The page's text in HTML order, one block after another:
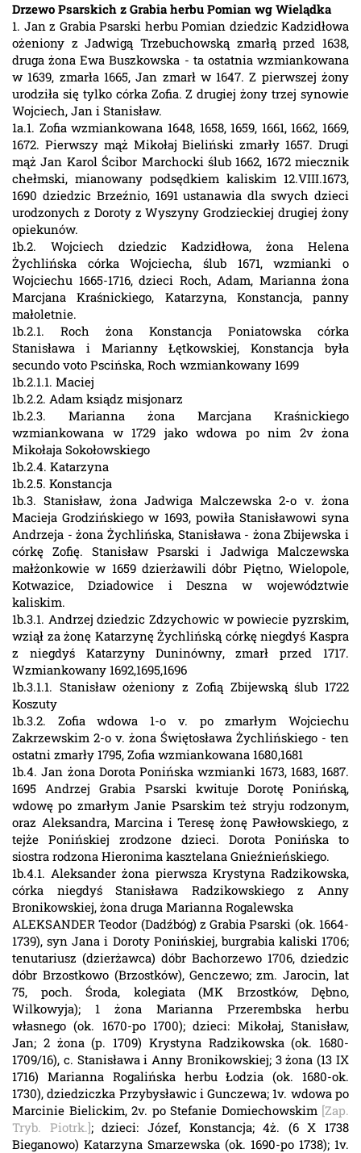
Drzewo Psarskich z Grabia herbu Pomian wg Wielądka
1. Jan z Grabia Psarski herbu Pomian dziedzic Kadzidłowa
ożeniony z Jadwigą Trzebuchowską zmarłą przed 1638,
druga żona Ewa Buszkowska - ta ostatnia wzmiankowana
w 1639, zmarła 1665, Jan zmarł w 1647. Z pierwszej żony
urodziła się tylko córka Zofia. Z drugiej żony trzej synowie
Wojciech, Jan i Stanisław.
1a.1. Zofia wzmiankowana 1648, 1658, 1659, 1661, 1662, 1669,
1672. Pierwszy mąż Mikołaj Bieliński zmarły 1657. Drugi
mąż Jan Karol Ścibor Marchocki ślub 1662, 1672 miecznik
chełmski, mianowany podsędkiem kaliskim 12.VIII.1673,
1690 dziedzic Brzeźnio, 1691 ustanawia dla swych dzieci
urodzonych z Doroty z Wyszyny Grodzieckiej drugiej żony
opiekunów.
1b.2. Wojciech dziedzic Kadzidłowa, żona Helena
Żychlińska córka Wojciecha, ślub 1671, wzmianki o
Wojciechu 1665-1716, dzieci Roch, Adam, Marianna żona
Marcjana Kraśnickiego, Katarzyna, Konstancja, panny
małoletnie.
1b.2.1. Roch żona Konstancja Poniatowska córka
Stanisława i Marianny Łętkowskiej, Konstancja była
secundo voto Pscińska, Roch wzmiankowany 1699
1b.2.1.1. Maciej
1b.2.2. Adam ksiądz misjonarz
1b.2.3. Marianna żona Marcjana Kraśnickiego
wzmiankowana w 1729 jako wdowa po nim 2v żona
Mikołaja Sokołowskiego
1b.2.4. Katarzyna
1b.2.5. Konstancja
1b.3. Stanisław, żona Jadwiga Malczewska 2-o v. żona
Macieja Grodzińskiego w 1693, powiła Stanisławowi syna
Andrzeja - żona Żychlińska, Stanisława - żona Zbijewska i
córkę Zofię. Stanisław Psarski i Jadwiga Malczewska
małżonkowie w 1659 dzierżawili dóbr Piętno, Wielopole,
Kotwazice, Dziadowice i Deszna w województwie
kaliskim.
1b.3.1. Andrzej dziedzic Zdzychowic w powiecie pyzrskim,
wziął za żonę Katarzynę Żychlińską córkę niegdyś Kaspra
z niegdyś Katarzyny Duninówny, zmarł przed 1717.
Wzmiankowany 1692,1695,1696
1b.3.1.1. Stanisław ożeniony z Zofią Zbijewską ślub 1722
Koszuty
1b.3.2. Zofia wdowa 1-o v. po zmarłym Wojciechu
Zakrzewskim 2-o v. żona Świętosława Żychlińskiego - ten
ostatni zmarły 1795, Zofia wzmiankowana 1680,1681
1b.4. Jan żona Dorota Ponińska wzmianki 1673, 1683, 1687.
1695 Andrzej Grabia Psarski kwituje Dorotę Ponińską,
wdowę po zmarłym Janie Psarskim też stryju rodzonym,
oraz Aleksandra, Marcina i Teresę żonę Pawłowskiego, z
tejże Ponińskiej zrodzone dzieci. Dorota Ponińska to
siostra rodzona Hieronima kasztelana Gnieźnieńskiego.
1b.4.1. Aleksander żona pierwsza Krystyna Radzikowska,
córka niegdyś Stanisława Radzikowskiego z Anny
Bronikowskiej, żona druga Marianna Rogalewska
ALEKSANDER Teodor (Dadźbóg) z Grabia Psarski (ok. 1664-
1739), syn Jana i Doroty Ponińskiej, burgrabia kaliski 1706;
tenutariusz (dzierżawca) dóbr Bachorzewo 1706, dziedzic
dóbr Brzostkowo (Brzostków), Genczewo; zm. Jarocin, lat
75, poch. Środa, kolegiata (MK Brzostków, Dębno,
Wilkowyja); 1 żona Marianna Przerembska herbu
własnego (ok. 1670-po 1700); dzieci: Mikołaj, Stanisław,
Jan; 2 żona (p. 1709) Krystyna Radzikowska (ok. 1680-
1709/16), c. Stanisława i Anny Bronikowskiej; 3 żona (13 IX
1716) Marianna Rogalińska herbu Łodzia (ok. 1680-ok.
1730), dziedziczka Przybysławic i Gunczewa; 1v. wdowa po
Marcinie Bielickim, 2v. po Stefanie Domiechowskim [Zap.
Tryb. Piotrk.]; dzieci: Józef, Konstancja; 4ż. (6 X 1738
Bieganowo) Katarzyna Smarzewska (ok. 1690-po 1738); 1v.